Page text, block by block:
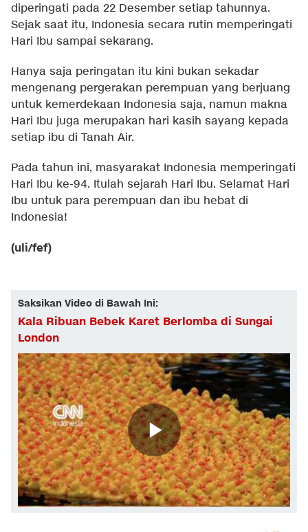
diperingati pada 22 Desember setiap tahunnya.
Sejak saat itu, Indonesia secara rutin memperingati
Hari Ibu sampai sekarang.
Hanya saja peringatan itu kini bukan sekadar
mengenang pergerakan perempuan yang berjuang
untuk kemerdekaan Indonesia saja, namun makna
Hari Ibu juga merupakan hari kasih sayang kepada
setiap ibu di Tanah Air.
Pada tahun ini, masyarakat Indonesia memperingati
Hari Ibu ke-94. Itulah sejarah Hari Ibu. Selamat Hari
Ibu untuk para perempuan dan ibu hebat di
Indonesia!
(uli/fef)
Saksikan Video di Bawah Ini:
Kala Ribuan Bebek Karet Berlomba di Sungai
London